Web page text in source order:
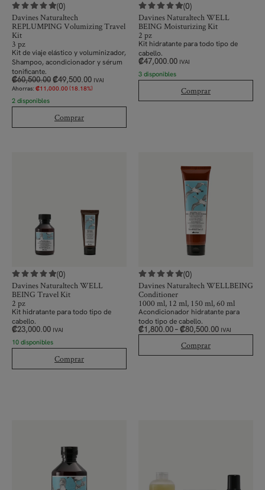
(0)
Davines Naturaltech
REPLUMPING Volumizing Travel
Kit
3 pz
Kit de viaje elástico y voluminizador,
Shampoo, acondicionador y sérum
tonificante.
₡60,500.00₡49,500.00 IVAI
Ahorras: ₡11,000.00(18.18%)
2 disponibles
Comprar
(0)
Davines Naturaltech WELL
BEING Moisturizing Kit
2 pz
Kit hidratante para todo tipo de
cabello.
₡47,000.00 IVAI
3 disponibles
Comprar
(0)
Davines Naturaltech WELL
BEING Travel Kit
2 pz
Kit hidratante para todo tipo de
cabello.
₡23,000.00 IVAI
10 disponibles
Comprar
(0)
Davines Naturaltech WELLBEING
Conditioner
1000 ml, 12 ml, 150 ml, 60 ml
Acondicionador hidratante para
todo tipo de cabello.
₡1,800.00–₡80,500.00 IVAI
Comprar